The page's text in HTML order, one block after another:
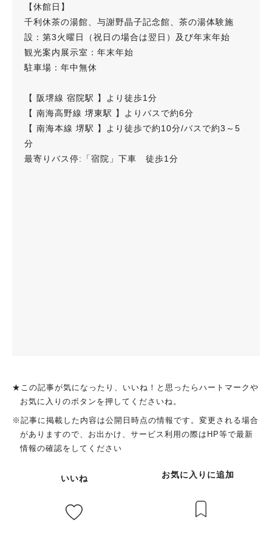
【休館日】
千利休茶の湯館、与謝野晶子記念館、茶の湯体験施
設：第3火曜日（祝日の場合は翌日）及び年末年始
観光案内展示室：年末年始
駐車場：年中無休
【 阪堺線 宿院駅 】より徒歩1分
【 南海高野線 堺東駅 】よりバスで約6分
【 南海本線 堺駅 】より徒歩で約10分/バスで約3～5
分
最寄りバス停:「宿院」下車 徒歩1分
★この記事が気になったり、いいね！と思ったらハートマークや
お気に入りのボタンを押してくださいね。
※記事に掲載した内容は公開日時点の情報です。変更される場合
がありますので、お出かけ、サービス利用の際はHP等で最新
情報の確認をしてください
いいね お気に入りに追加